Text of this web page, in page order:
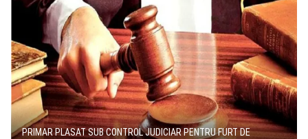
PRIMAR PLASAT SUB CONTROL JUDICIAR PENTRU FURT DE